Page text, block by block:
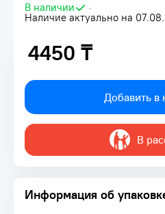
В наличии
•
Наличие актуально на
4450 ₸
4450 ₸
Добавить в
В
Информация об